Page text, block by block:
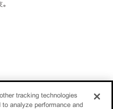
tracking technologies
analyze performance and